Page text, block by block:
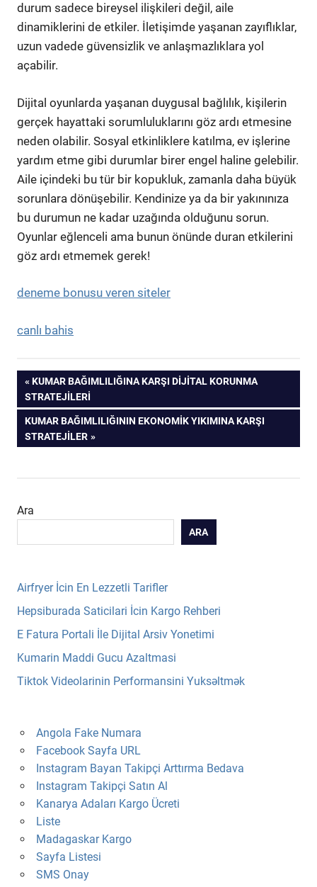
durum sadece bireysel ilişkileri değil, aile
dinamiklerini de etkiler. İletişimde yaşanan zayıflıklar,
uzun vadede güvensizlik ve anlaşmazlıklara yol
açabilir.
Dijital oyunlarda yaşanan duygusal bağlılık, kişilerin
gerçek hayattaki sorumluluklarını göz ardı etmesine
neden olabilir. Sosyal etkinliklere katılma, ev işlerine
yardım etme gibi durumlar birer engel haline gelebilir.
Aile içindeki bu tür bir kopukluk, zamanla daha büyük
sorunlara dönüşebilir. Kendinize ya da bir yakınınıza
bu durumun ne kadar uzağında olduğunu sorun.
Oyunlar eğlenceli ama bunun önünde duran etkilerini
göz ardı etmemek gerek!
deneme bonusu veren siteler
canlı bahis
Yazı
gezinmesi
PREVIOUS
POST:
KUMAR BAĞIMLILIĞINA KARŞI DIJITAL KORUNMA
STRATEJILERI
NEXT
POST:
KUMAR BAĞIMLILIĞININ EKONOMIK YIKIMINA KARŞI
STRATEJILER
Ara
ARA
Airfryer İcin En Lezzetli Tarifler
Hepsiburada Saticilari İcin Kargo Rehberi
E Fatura Portali İle Dijital Arsiv Yonetimi
Kumarin Maddi Gucu Azaltmasi
Tiktok Videolarinin Performansini Yuksəltmək
Angola Fake Numara
Facebook Sayfa URL
Instagram Bayan Takipçi Arttırma Bedava
Instagram Takipçi Satın Al
Kanarya Adaları Kargo Ücreti
Liste
Madagaskar Kargo
Sayfa Listesi
SMS Onay